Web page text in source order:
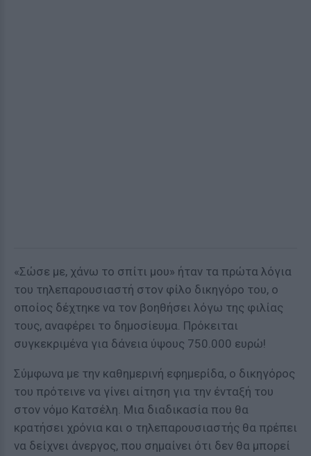
«Σώσε με, χάνω το σπίτι μου» ήταν τα πρώτα λόγια
του τηλεπαρουσιαστή στον φίλο δικηγόρο του, ο
οποίος δέχτηκε να τον βοηθήσει λόγω της φιλίας
τους, αναφέρει το δημοσίευμα. Πρόκειται
συγκεκριμένα για δάνεια ύψους 750.000 ευρώ!
Σύμφωνα με την καθημερινή εφημερίδα, ο δικηγόρος
του πρότεινε να γίνει αίτηση για την ένταξή του
στον νόμο Κατσέλη. Μια διαδικασία που θα
κρατήσει χρόνια και ο τηλεπαρουσιαστής θα πρέπει
να δείχνει άνεργος, που σημαίνει ότι δεν θα μπορεί